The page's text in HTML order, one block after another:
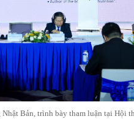
Bản, trình bày tham luận tại Hội